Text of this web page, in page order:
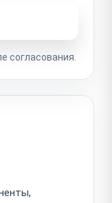
согласования.